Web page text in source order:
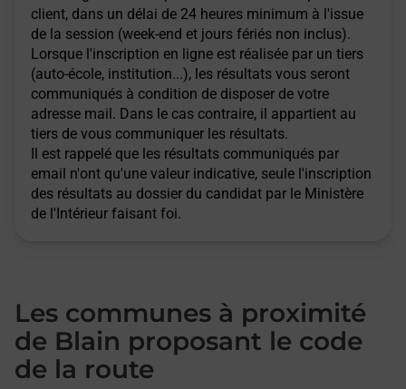
client, dans un délai de 24 heures minimum à l'issue
de la session (week-end et jours fériés non inclus).
Lorsque l'inscription en ligne est réalisée par un tiers
(auto-école, institution...), les résultats vous seront
communiqués à condition de disposer de votre
adresse mail. Dans le cas contraire, il appartient au
tiers de vous communiquer les résultats.
Il est rappelé que les résultats communiqués par
email n'ont qu'une valeur indicative, seule l'inscription
des résultats au dossier du candidat par le Ministère
de l'Intérieur faisant foi.
Les communes à proximité
de Blain proposant le code
de la route